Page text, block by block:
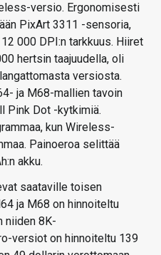
versio. Ergonomisesti
PixArt 3311 -sensoria,
000 DPI:n tarkkuus. Hiiret
hertsin taajuudella, oli
versiosta.
ja M68-mallien tavoin
Pink Dot -kytkimiä.
kun Wireless-
Painoeroa selittää
akku.
saataville toisen
ja M68 on hinnoiteltu
niiden 8K-
versiot on hinnoiteltu 139